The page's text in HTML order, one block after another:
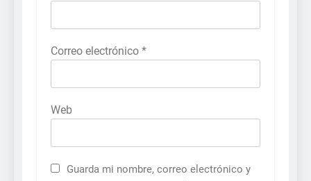
Correo electrónico *
Web
Guarda mi nombre, correo electrónico y